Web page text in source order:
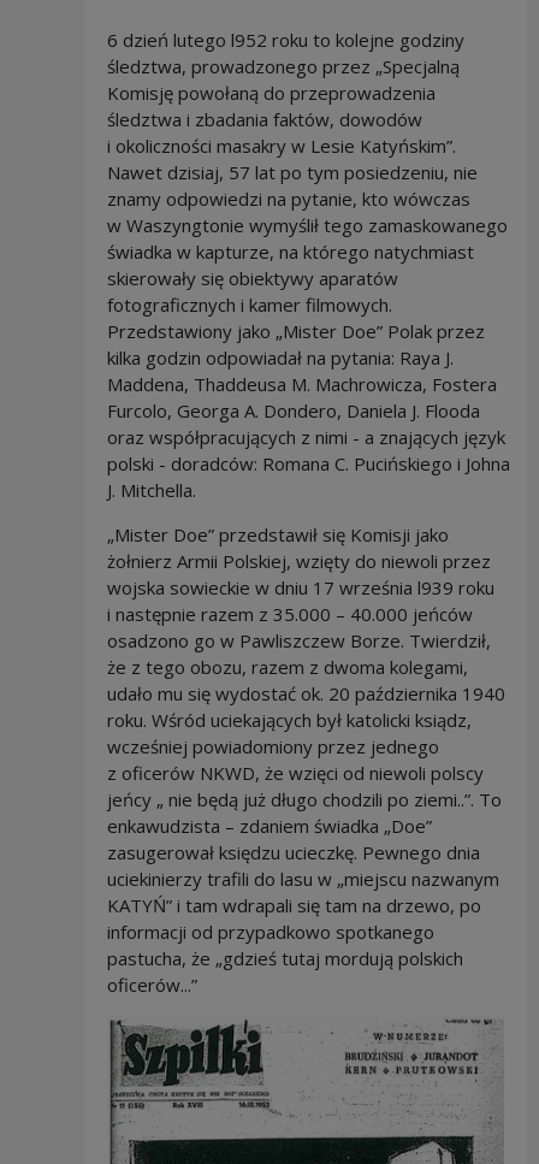
6 dzień lutego l952 roku to kolejne godziny
śledztwa, prowadzonego przez „Specjalną
Komisję powołaną do przeprowadzenia
śledztwa i zbadania faktów, dowodów
i okoliczności masakry w Lesie Katyńskim”.
Nawet dzisiaj, 57 lat po tym posiedzeniu, nie
znamy odpowiedzi na pytanie, kto wówczas
w Waszyngtonie wymyślił tego zamaskowanego
świadka w kapturze, na którego natychmiast
skierowały się obiektywy aparatów
fotograficznych i kamer filmowych.
Przedstawiony jako „Mister Doe” Polak przez
kilka godzin odpowiadał na pytania: Raya J.
Maddena, Thaddeusa M. Machrowicza, Fostera
Furcolo, Georga A. Dondero, Daniela J. Flooda
oraz współpracujących z nimi - a znających język
polski - doradców: Romana C. Pucińskiego i Johna
J. Mitchella.
„Mister Doe” przedstawił się Komisji jako
żołnierz Armii Polskiej, wzięty do niewoli przez
wojska sowieckie w dniu 17 września l939 roku
i następnie razem z 35.000 – 40.000 jeńców
osadzono go w Pawliszczew Borze. Twierdził,
że z tego obozu, razem z dwoma kolegami,
udało mu się wydostać ok. 20 października 1940
roku. Wśród uciekających był katolicki ksiądz,
wcześniej powiadomiony przez jednego
z oficerów NKWD, że wzięci od niewoli polscy
jeńcy „ nie będą już długo chodzili po ziemi..”. To
enkawudzista – zdaniem świadka „Doe”
zasugerował księdzu ucieczkę. Pewnego dnia
uciekinierzy trafili do lasu w „miejscu nazwanym
KATYŃ” i tam wdrapali się tam na drzewo, po
informacji od przypadkowo spotkanego
pastucha, że „gdzieś tutaj mordują polskich
oficerów...”